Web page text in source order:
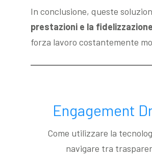
In conclusione, queste
prestazioni e la
forza lavoro costantemente
Engagement
Come utilizzare la
navigare tra